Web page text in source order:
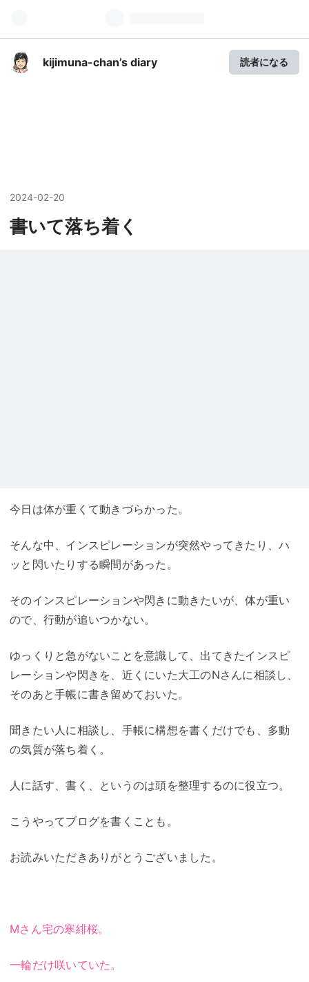
kijimuna-chan’s diary 読者になる
2024-02-20
書いて落ち着く
今日は体が重くて動きづらかった。
そんな中、インスピレーションが突然やってきたり、ハ
ッと閃いたりする瞬間があった。
そのインスピレーションや閃きに動きたいが、体が重い
ので、行動が追いつかない。
ゆっくりと急がないことを意識して、出てきたインスピ
レーションや閃きを、近くにいた大工のNさんに相談し、
そのあと手帳に書き留めておいた。
聞きたい人に相談し、手帳に構想を書くだけでも、多動
の気質が落ち着く。
人に話す、書く、というのは頭を整理するのに役立つ。
こうやってブログを書くことも。
お読みいただきありがとうございました。
Mさん宅の寒緋桜。
一輪だけ咲いていた。